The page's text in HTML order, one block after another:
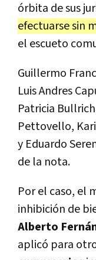
órbita de sus
efectuarse sin
el escueto
Guillermo
Luis Andres
Patricia
Pettovello,
y Eduardo
de la nota.
Por el caso, el
inhibición de
Alberto
aplicó para